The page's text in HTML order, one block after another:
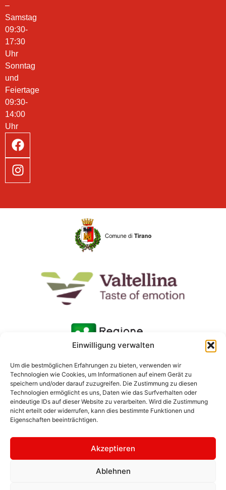
Einwilligung verwalten
Um die bestmöglichen Erfahrungen zu bieten, verwenden wir
Technologien wie Cookies, um Informationen auf einem Gerät zu
speichern und/oder darauf zuzugreifen. Die Zustimmung zu diesen
Technologien ermöglicht es uns, Daten wie das Surfverhalten oder
eindeutige IDs auf dieser Website zu verarbeiten. Wird die Zustimmung
nicht erteilt oder widerrufen, kann dies bestimmte Funktionen und
Eigenschaften beeinträchtigen.
Akzeptieren
Ablehnen
–
Samstag
09:30-
17:30
Uhr
Sonntag
und
Feiertage
09:30-
14:00
Uhr
© 2026 Consorzio Turistico Media Valtellina | Fotos: Ivan